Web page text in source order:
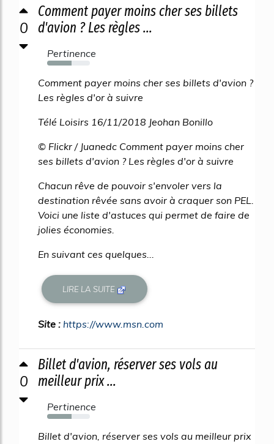
0
Comment payer moins cher ses billets
d'avion ? Les règles ...
Pertinence
57%
Comment payer moins cher ses billets d'avion ?
Les règles d'or à suivre
Télé Loisirs 16/11/2018 Jeohan Bonillo
© Flickr / Juanedc Comment payer moins cher
ses billets d'avion ? Les règles d'or à suivre
Chacun rêve de pouvoir s'envoler vers la
destination rêvée sans avoir à craquer son PEL.
Voici une liste d'astuces qui permet de faire de
jolies économies.
En suivant ces quelques...
LIRE LA SUITE
Site : https://www.msn.com
0
Billet d'avion, réserver ses vols au
meilleur prix ...
Pertinence
57%
Billet d'avion, réserver ses vols au meilleur prix